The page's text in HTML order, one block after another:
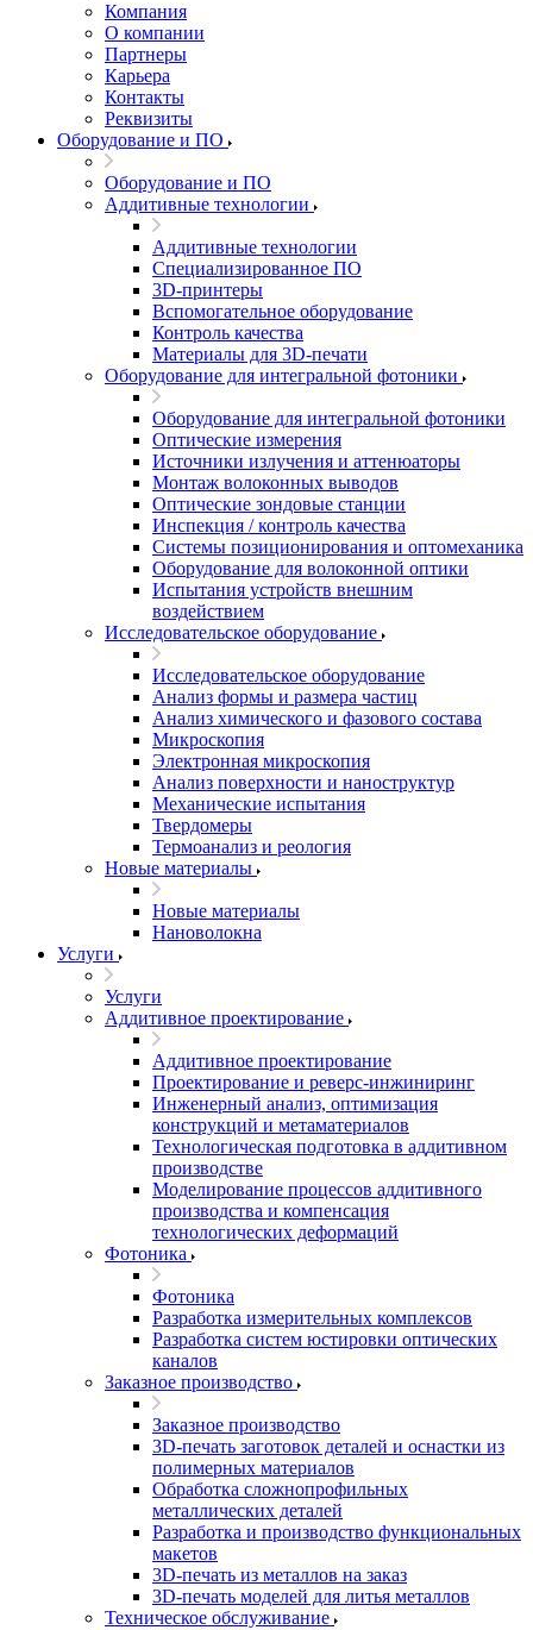
Компания
О компании
Партнеры
Карьера
Контакты
Реквизиты
Оборудование и ПО
Оборудование и ПО
Аддитивные технологии
Аддитивные технологии
Специализированное ПО
3D-принтеры
Вспомогательное оборудование
Контроль качества
Материалы для 3D-печати
Оборудование для интегральной фотоники
Оборудование для интегральной фотоники
Оптические измерения
Источники излучения и аттенюаторы
Монтаж волоконных выводов
Оптические зондовые станции
Инспекция / контроль качества
Системы позиционирования и оптомеханика
Оборудование для волоконной оптики
Испытания устройств внешним
воздействием
Исследовательское оборудование
Исследовательское оборудование
Анализ формы и размера частиц
Анализ химического и фазового состава
Микроскопия
Электронная микроскопия
Анализ поверхности и наноструктур
Механические испытания
Твердомеры
Термоанализ и реология
Новые материалы
Новые материалы
Нановолокна
Услуги
Услуги
Аддитивное проектирование
Аддитивное проектирование
Проектирование и реверс-инжиниринг
Инженерный анализ, оптимизация
конструкций и метаматериалов
Технологическая подготовка в аддитивном
производстве
Моделирование процессов аддитивного
производства и компенсация
технологических деформаций
Фотоника
Фотоника
Разработка измерительных комплексов
Разработка систем юстировки оптических
каналов
Заказное производство
Заказное производство
3D-печать заготовок деталей и оснастки из
полимерных материалов
Обработка сложнопрофильных
металлических деталей
Разработка и производство функциональных
макетов
3D-печать из металлов на заказ
3D-печать моделей для литья металлов
Техническое обслуживание